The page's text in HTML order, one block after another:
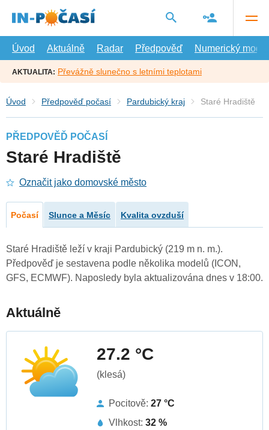
hlavní
Úvod
Aktuálně Radar Předpověď Numerický model
AKTUALITA: Převážně slunečno s letními teplotami
Úvod Předpověď počasí Pardubický kraj Staré Hradiště
PŘEDPOVĚĎ POČASÍ
Staré Hradiště
Označit jako domovské město
Počasí Slunce a Měsíc Kvalita ovzduší
Staré Hradiště leží v kraji Pardubický (219 m n. m.).
Předpověď je sestavena podle několika modelů (ICON,
GFS, ECMWF). Naposledy byla aktualizována dnes v 18:00.
Aktuálně
27.2 °C
(klesá)
Pocitově: 27 °C
Vlhkost: 32 %